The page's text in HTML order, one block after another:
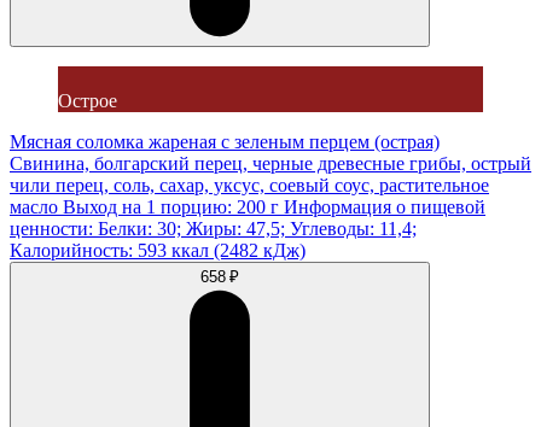
Острое
Мясная соломка жареная с зеленым перцем (острая)
Свинина, болгарский перец, черные древесные грибы, острый
чили перец, соль, сахар, уксус, соевый соус, растительное
масло Выход на 1 порцию: 200 г Информация о пищевой
ценности: Белки: 30; Жиры: 47,5; Углеводы: 11,4;
Калорийность: 593 ккал (2482 кДж)
658 ₽